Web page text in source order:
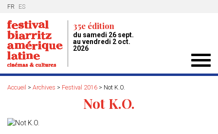
FR ES
35e édition
du samedi 26 sept.
au vendredi 2 oct.
2026
Accueil > Archives > Festival 2016 > Not K.O.
Not K.O.